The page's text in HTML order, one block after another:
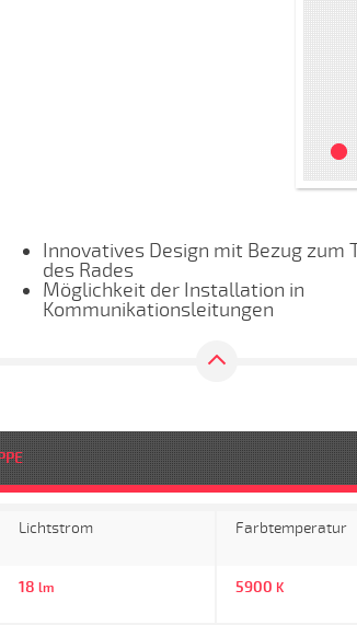
Innovatives Design mit Bezug zum
des Rades
Möglichkeit der Installation in
Kommunikationsleitungen
Lichtstrom
18 lm
Farbtemperatur
5900 K